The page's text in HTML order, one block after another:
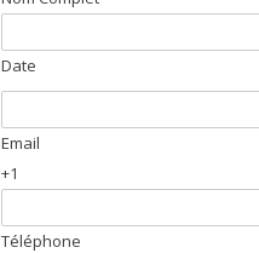
Date
Email
+1
Téléphone